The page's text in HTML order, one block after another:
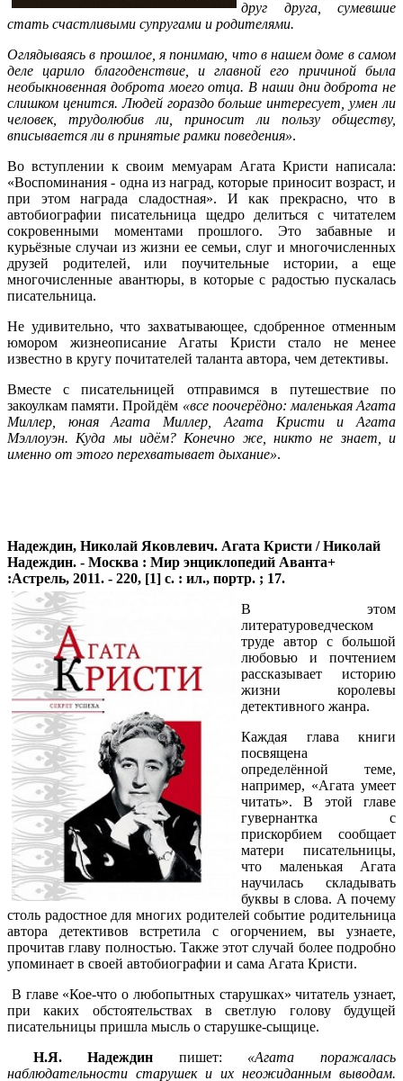
друг друга, сумевшие
стать счастливыми супругами и родителями.
Оглядываясь в прошлое, я понимаю, что в нашем доме в самом
деле царило благоденствие, и главной его причиной была
необыкновенная доброта моего отца. В наши дни доброта не
слишком ценится. Людей гораздо больше интересует, умен ли
человек, трудолюбив ли, приносит ли пользу обществу,
вписывается ли в принятые рамки поведения».
Во вступлении к своим мемуарам Агата Кристи написала:
«Воспоминания - одна из наград, которые приносит возраст, и
при этом награда сладостная». И как прекрасно, что в
автобиографии писательница щедро делиться с читателем
сокровенными моментами прошлого. Это забавные и
курьёзные случаи из жизни ее семьи, слуг и многочисленных
друзей родителей, или поучительные истории, а еще
многочисленные авантюры, в которые с радостью пускалась
писательница.
Не удивительно, что захватывающее, сдобренное отменным
юмором жизнеописание Агаты Кристи стало не менее
известно в кругу почитателей таланта автора, чем детективы.
Вместе с писательницей отправимся в путешествие по
закоулкам памяти. Пройдём «все поочерёдно: маленькая Агата
Миллер, юная Агата Миллер, Агата Кристи и Агата
Мэллоуэн. Куда мы идём? Конечно же, никто не знает, и
именно от этого перехватывает дыхание».
Надеждин, Николай Яковлевич. Агата Кристи / Николай
Надеждин. - Москва : Мир энциклопедий Аванта+
:Астрель, 2011. - 220, [1] c. : ил., портр. ; 17.
В этом
литературоведческом
труде автор с большой
любовью и почтением
рассказывает историю
жизни королевы
детективного жанра.
Каждая глава книги
посвящена
определённой теме,
например, «Агата умеет
читать». В этой главе
гувернантка с
прискорбием сообщает
матери писательницы,
что маленькая Агата
научилась складывать
буквы в слова. А почему
столь радостное для многих родителей событие родительница
автора детективов встретила с огорчением, вы узнаете,
прочитав главу полностью. Также этот случай более подробно
упоминает в своей автобиографии и сама Агата Кристи.
В главе «Кое-что о любопытных старушках» читатель узнает,
при каких обстоятельствах в светлую голову будущей
писательницы пришла мысль о старушке-сыщице.
Н.Я. Надеждин пишет: «Агата поражалась
наблюдательности старушек и их неожиданным выводам.